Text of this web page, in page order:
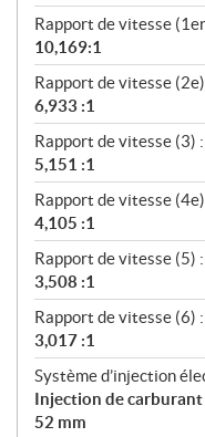
Rapport de vitesse
10,169:1
Rapport de vitesse
6,933 :1
Rapport de vitesse (3) :
5,151 :1
Rapport de vitesse
4,105 :1
Rapport de vitesse (5) :
3,508 :1
Rapport de vitesse (6) :
3,017 :1
Système d’injection
Injection de
52 mm